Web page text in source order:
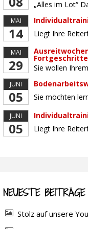
MAI
14
MAI
29
JUNI
05
JUNI
05
NEUESTE BEITRÄGE
Stolz auf unsere